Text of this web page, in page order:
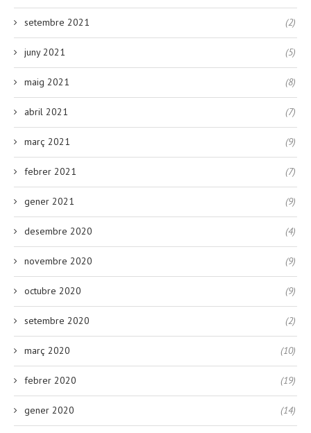
setembre 2021 (2)
juny 2021 (5)
maig 2021 (8)
abril 2021 (7)
març 2021 (9)
febrer 2021 (7)
gener 2021 (9)
desembre 2020 (4)
novembre 2020 (9)
octubre 2020 (9)
setembre 2020 (2)
març 2020 (10)
febrer 2020 (19)
gener 2020 (14)